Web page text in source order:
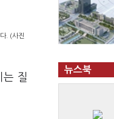
. (사진
는 질
뉴스북